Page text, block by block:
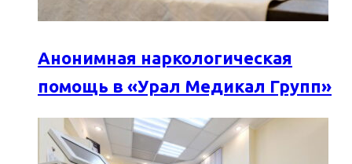
Анонимная наркологическая
помощь в «Урал Медикал Групп»